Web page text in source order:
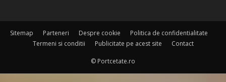
Sitemap Parteneri Despre cookie
Politica de confidentialitate
Termeni si conditii
Publicitate pe acest site Contact
© Portcetate.ro